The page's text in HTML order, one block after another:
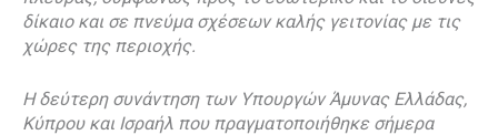
δίκαιο και σε πνεύμα σχέσεων καλής γειτονίας με τις
χώρες της περιοχής.
Η δεύτερη συνάντηση των Υπουργών Άμυνας Ελλάδας,
Κύπρου και Ισραήλ που πραγματοποιήθηκε σήμερα